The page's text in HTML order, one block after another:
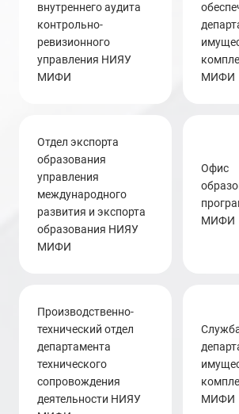
внутреннего аудита
контрольно-
ревизионного
управления НИЯУ
МИФИ
МИФИ
отдел экспорта
образования
управления
международного
развития и экспорта
образования НИЯУ
МИФИ
офис
МИФИ
производственно-
технический отдел
департамента
технического
сопровождения
деятельности НИЯУ
служба охраны труда
МИФИ